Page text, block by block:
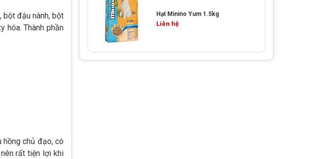
bột đậu nành, bột
hóa. Thành phần
hồng chủ đạo, có
rất tiện lợi khi
Hạt Minino Yum 1.5kg
Liên hệ